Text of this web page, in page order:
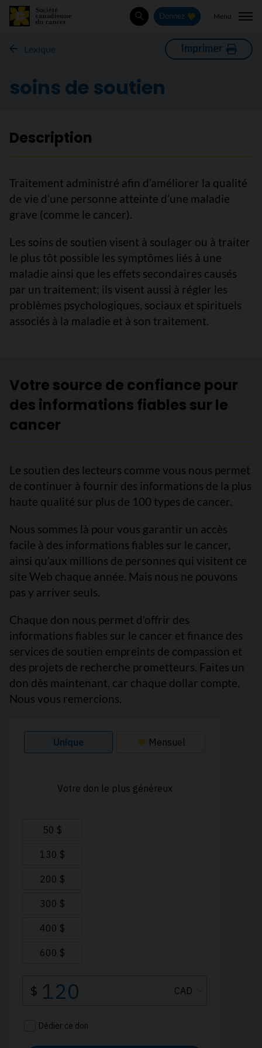
Rechercher
Donnez Menu
Lexique Imprimer
soins de soutien
Description
Traitement administré afin d’améliorer la qualité
de vie d’une personne atteinte d’une maladie
grave (comme le cancer).
Les soins de soutien visent à soulager ou à traiter
le plus tôt possible les symptômes liés à une
maladie ainsi que les effets secondaires causés
par un traitement; ils visent aussi à régler les
problèmes psychologiques, sociaux et spirituels
associés à la maladie et à son traitement.
Votre source de confiance pour
des informations fiables sur le
cancer
Le soutien des lecteurs comme vous nous permet
de continuer à fournir des informations de la plus
haute qualité sur plus de 100 types de cancer.
Nous sommes là pour vous garantir un accès
facile à des informations fiables sur le cancer,
ainsi qu’aux millions de personnes qui visitent ce
site Web chaque année. Mais nous ne pouvons
pas y arriver seuls.
Chaque don nous permet d’offrir des
informations fiables sur le cancer et finance des
services de soutien empreints de compassion et
des projets de recherche prometteurs. Faites un
don dès maintenant, car chaque dollar compte.
Nous vous remercions.